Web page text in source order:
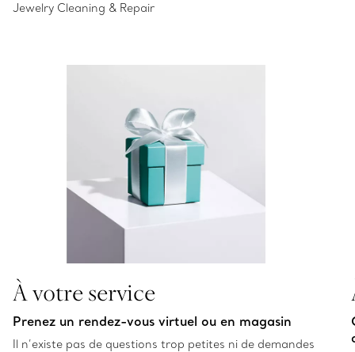
Jewelry Cleaning & Repair
À votre service
Prenez un rendez-vous virtuel ou en magasin
Il n’existe pas de questions trop petites ni de demandes